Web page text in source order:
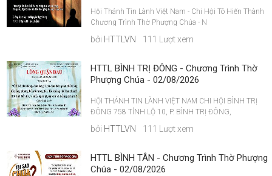
Hội Thánh Tin Lành Việt Nam - Chi Hội Tô Hiến Thành
Chương Trình Thờ Phượng Chúa - N
bởi HTTLVN 111 Lượt xem
HTTL BÌNH TRỊ ĐÔNG - Chương Trình Thờ
Phượng Chúa - 02/08/2026
HỘI THÁNH TIN LÀNH VIỆT NAM CHI HỘI BÌNH TRỊ
ĐÔNG 758 TỈNH LỘ 10, P. BÌNH TRỊ ĐÔNG,
bởi HTTLVN 111 Lượt xem
HTTL BÌNH TÂN - Chương Trình Thờ Phượng
Chúa - 02/08/2026